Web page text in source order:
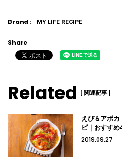
Brand : MY LIFE RECIPE
Share
Related [ 関連記事 ]
えび＆アボ
ピ｜おすすめ
2019.09.27